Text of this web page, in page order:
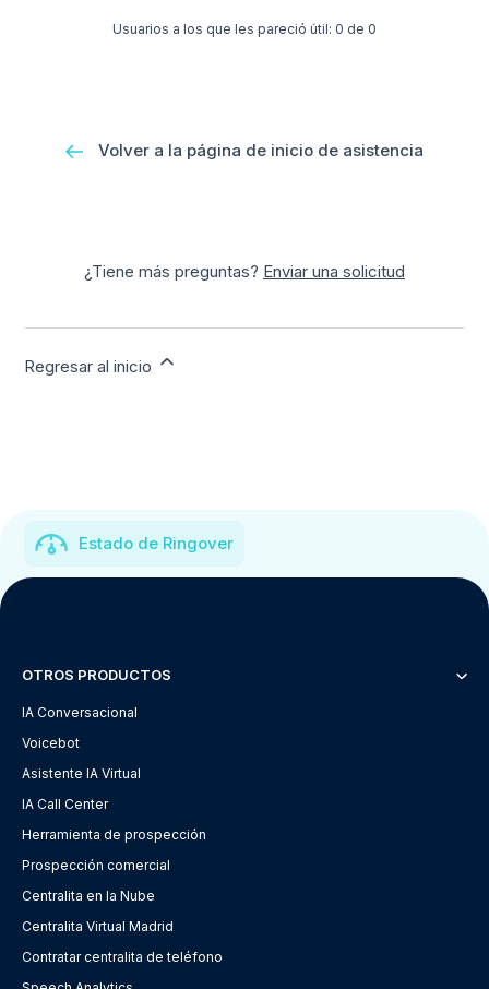
Usuarios a los que les pareció útil: 0 de 0
Volver a la página de inicio de asistencia
¿Tiene más preguntas? Enviar una solicitud
Regresar al inicio
Estado de Ringover
OTROS PRODUCTOS
IA Conversacional
Voicebot
Asistente IA Virtual
IA Call Center
Herramienta de prospección
Prospección comercial
Centralita en la Nube
Centralita Virtual Madrid
Contratar centralita de teléfono